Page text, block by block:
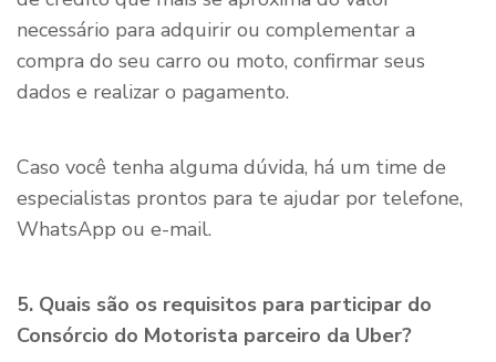
necessário para adquirir ou complementar a
compra do seu carro ou moto, confirmar seus
dados e realizar o pagamento.
Caso você tenha alguma dúvida, há um time de
especialistas prontos para te ajudar por telefone,
WhatsApp ou e-mail.
5. Quais são os requisitos para participar do
Consórcio do Motorista parceiro da Uber?